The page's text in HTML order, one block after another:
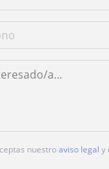
nuestroaviso legal y